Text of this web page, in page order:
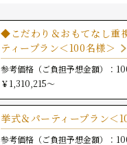
◆こだわり＆おもてなし重
ティープラン＜100名様＞
参考価格（ご負担予想金額）：
￥1,310,215～
挙式＆パーティープラン＜
参考価格（ご負担予想金額）：